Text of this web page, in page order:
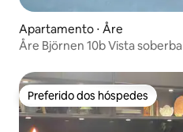
Apartamento ⋅ Åre
Åre Björnen 10b Vista soberba
Preferido dos hóspedes
Preferido dos hóspedes